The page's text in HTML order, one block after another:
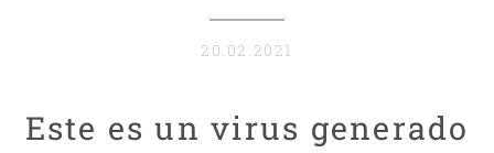
20.02.2021
Este es un virus generado